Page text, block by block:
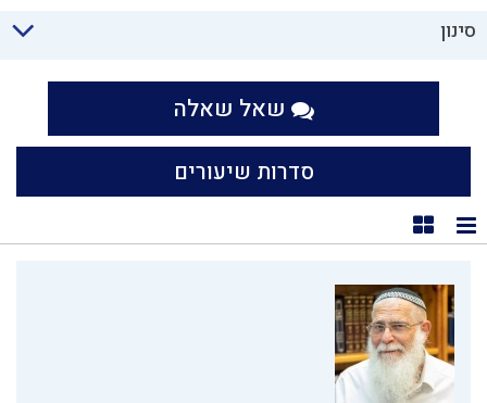
סינון
שאל שאלה
סדרות שיעורים
תצוגת רשימה
תצוגת קוביות